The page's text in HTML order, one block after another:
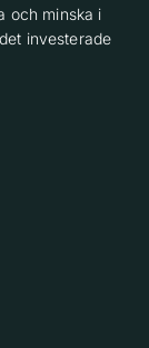
och minska i
investerade